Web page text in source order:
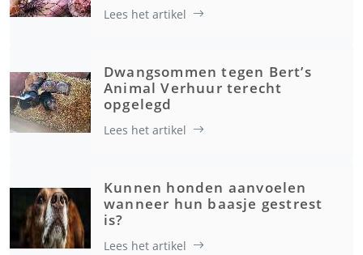
Lees het artikel
Dwangsommen tegen Bert’s
Animal Verhuur terecht
opgelegd
Lees het artikel
Kunnen honden aanvoelen
wanneer hun baasje gestrest
is?
Lees het artikel